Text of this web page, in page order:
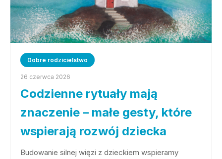
Dobre rodzicielstwo
26 czerwca 2026
Codzienne rytuały mają
znaczenie – małe gesty, które
wspierają rozwój dziecka
Budowanie silnej więzi z dzieckiem wspieramy